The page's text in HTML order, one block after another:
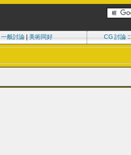
一般討論| 美術同好 CG 討論::